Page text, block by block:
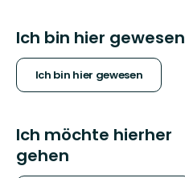
Ich bin hier gewesen
Ich bin hier gewesen
Ich möchte hierher
gehen